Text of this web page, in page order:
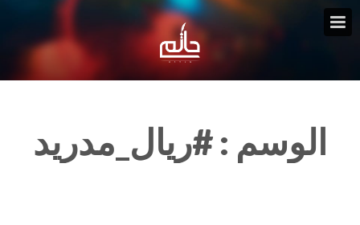
الوسم :#ريال_مدريد